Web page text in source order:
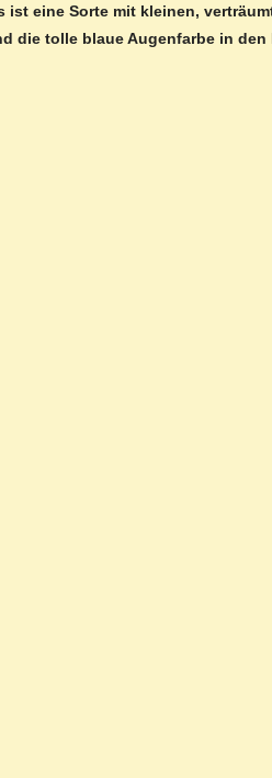
ist eine Sorte mit kleinen,
die tolle blaue Augenfarbe in den